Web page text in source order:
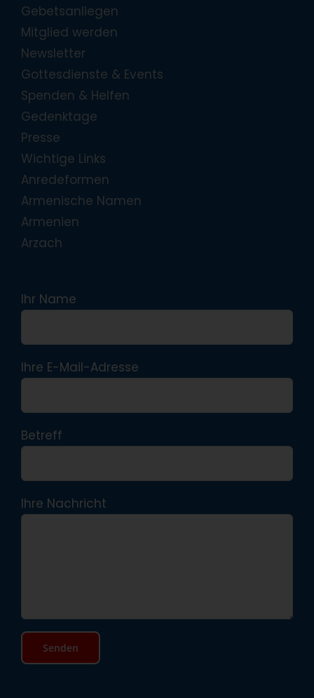
Gebetsanliegen
Mitglied werden
Newsletter
Gottesdienste & Events
Spenden & Helfen
Gedenktage
Presse
Wichtige Links
Anredeformen
Armenische Namen
Armenien
Arzach
Ihr Name
Ihre E-Mail-Adresse
Betreff
Ihre Nachricht